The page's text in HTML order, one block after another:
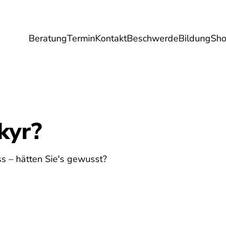
BeratungTerminKontaktBeschwerdeBildung
Umwelt Gesundheit Energie
– hätten Sie's gewusst?